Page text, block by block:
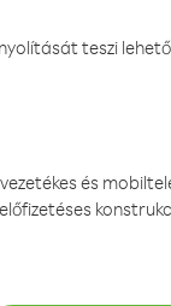
teszi
és